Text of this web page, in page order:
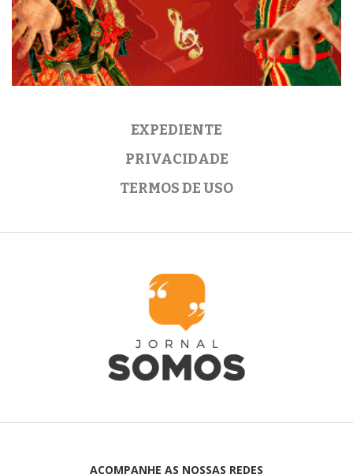
EXPEDIENTE
PRIVACIDADE
TERMOS DE USO
ACOMPANHE AS NOSSAS REDES